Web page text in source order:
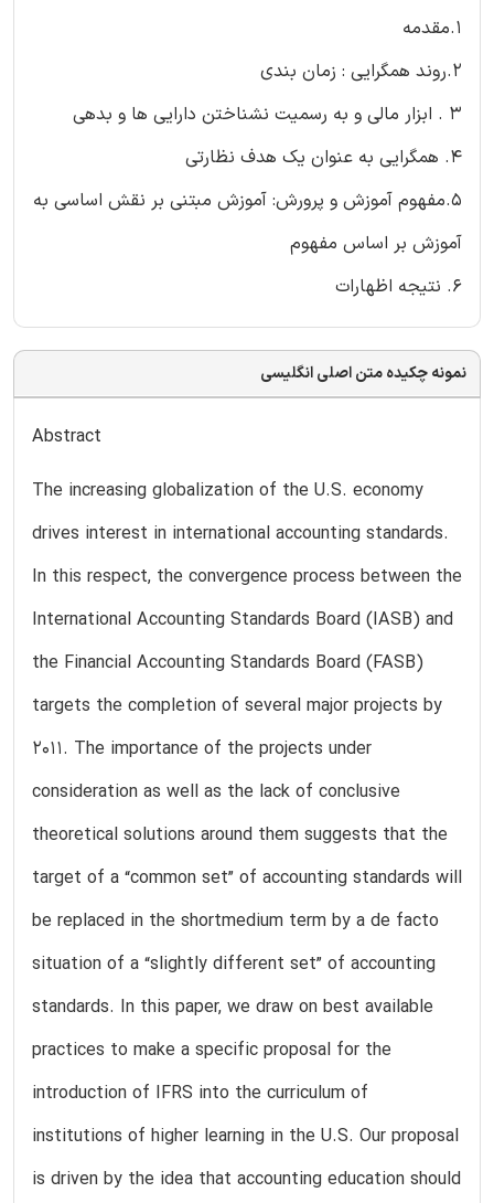
1.مقدمه
2.روند همگرایی : زمان بندی
3 . ابزار مالی و به رسمیت نشناختن دارایی ها و بدهی
4. همگرایی به عنوان یک هدف نظارتی
5.مفهوم آموزش و پرورش: آموزش مبتنی بر نقش اساسی به
آموزش بر اساس مفهوم
6. نتیجه اظهارات
نمونه چکیده متن اصلی انگلیسی
Abstract
The increasing globalization of the U.S. economy
drives interest in international accounting standards.
In this respect, the convergence process between the
International Accounting Standards Board (IASB) and
the Financial Accounting Standards Board (FASB)
targets the completion of several major projects by
2011. The importance of the projects under
consideration as well as the lack of conclusive
theoretical solutions around them suggests that the
target of a “common set” of accounting standards will
be replaced in the shortmedium term by a de facto
situation of a “slightly different set” of accounting
standards. In this paper, we draw on best available
practices to make a specific proposal for the
introduction of IFRS into the curriculum of
institutions of higher learning in the U.S. Our proposal
is driven by the idea that accounting education should